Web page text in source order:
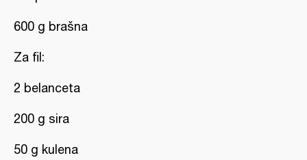
600 g brašna
Za fil:
2 belanceta
200 g sira
50 g kulena